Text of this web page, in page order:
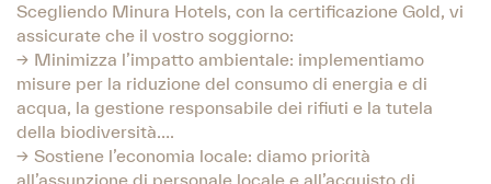
Scegliendo Minura Hotels, con la certificazione Gold, vi
assicurate che il vostro soggiorno:
→ Minimizza l’impatto ambientale: implementiamo
misure per la riduzione del consumo di energia e di
acqua, la gestione responsabile dei rifiuti e la tutela
della biodiversità….
→ Sostiene l’economia locale: diamo priorità
all’assunzione di personale locale e all’acquisto di